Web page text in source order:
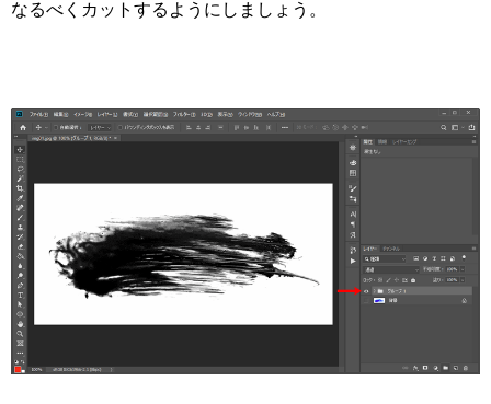
なるべくカットするようにしましょう。